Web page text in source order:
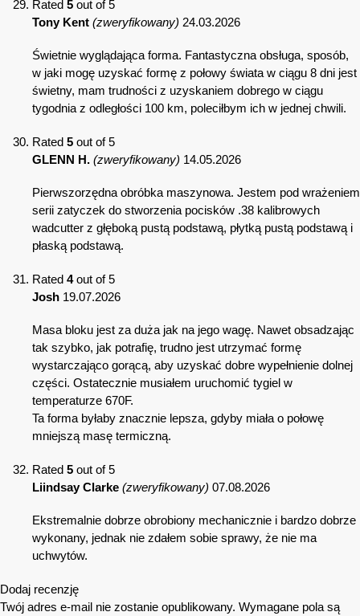
Rated 5 out of 5
Tony Kent (zweryfikowany) 24.03.2026
Świetnie wyglądająca forma. Fantastyczna obsługa, sposób,
w jaki mogę uzyskać formę z połowy świata w ciągu 8 dni jest
świetny, mam trudności z uzyskaniem dobrego w ciągu
tygodnia z odległości 100 km, poleciłbym ich w jednej chwili.
Rated 5 out of 5
GLENN H. (zweryfikowany) 14.05.2026
Pierwszorzędna obróbka maszynowa. Jestem pod wrażeniem
serii zatyczek do stworzenia pocisków .38 kalibrowych
wadcutter z głęboką pustą podstawą, płytką pustą podstawą i
płaską podstawą.
Rated 4out of 5
Josh 19.07.2026
Masa bloku jest za duża jak na jego wagę. Nawet obsadzając
tak szybko, jak potrafię, trudno jest utrzymać formę
wystarczająco gorącą, aby uzyskać dobre wypełnienie dolnej
części. Ostatecznie musiałem uruchomić tygiel w
temperaturze 670F.
Ta forma byłaby znacznie lepsza, gdyby miała o połowę
mniejszą masę termiczną.
Rated 5 out of 5
Liindsay Clarke (zweryfikowany) 07.08.2026
Ekstremalnie dobrze obrobiony mechanicznie i bardzo dobrze
wykonany, jednak nie zdałem sobie sprawy, że nie ma
uchwytów.
Dodaj recenzję
Twój adres e-mail nie zostanie opublikowany. Wymagane pola są